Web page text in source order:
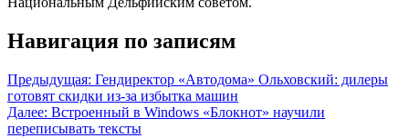
Навигация по записям
Предыдущая: Гендиректор «Автодома» Ольховский: дилеры
готовят скидки из-за избытка машин
Далее: Встроенный в Windows «Блокнот» научили
переписывать тексты